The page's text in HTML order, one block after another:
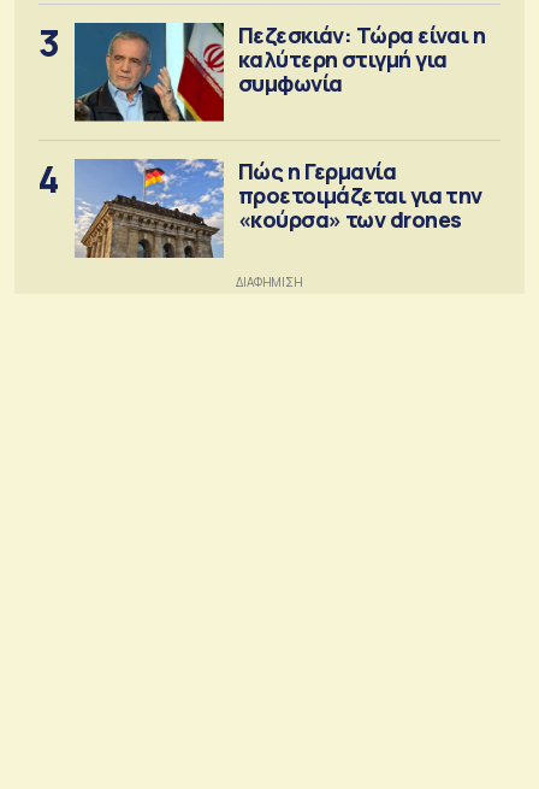
3
Πεζεσκιάν: Τώρα είναι η
καλύτερη στιγμή για
συμφωνία
4
Πώς η Γερμανία
προετοιμάζεται για την
«κούρσα» των drones